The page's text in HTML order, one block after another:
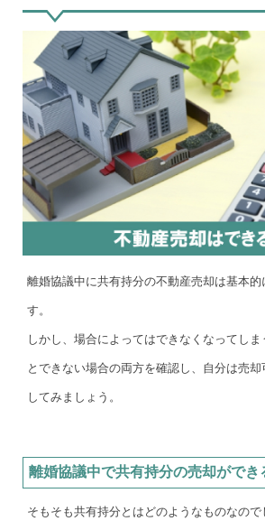
離婚協議中に共有持分の不動産売却は基本
す。
しかし、場合によってはできなくなってし
とできない場合の両方を確認し、自分は売
してみましょう。
離婚協議中で共有持分の売却ができ
そもそも共有持分とはどのようなものなので